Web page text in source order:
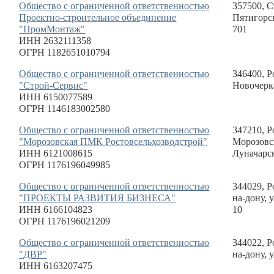
Общество с ограниченной ответственностью
Проектно-строительное объединение
"ПромМонтаж"
ИНН 2632111358
ОГРН 1182651010794
357500,
701
Общество с ограниченной ответственностью
"Строй-Сервис"
ИНН 6150077589
ОГРН 1146183002580
346400,
Общество с ограниченной ответственностью
"Морозовская ПМК Ростовсельхозводстрой"
ИНН 6121008615
ОГРН 1176196049985
347210,
Общество с ограниченной ответственностью
"ПРОЕКТЫ РАЗВИТИЯ БИЗНЕСА"
ИНН 6166104823
ОГРН 1176196021209
344029,
на-дону,
10
Общество с ограниченной ответственностью
"ДВР"
ИНН 6163207475
344022,
на-дону,